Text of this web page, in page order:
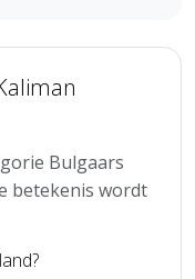
Bulgaars
betekenis wordt